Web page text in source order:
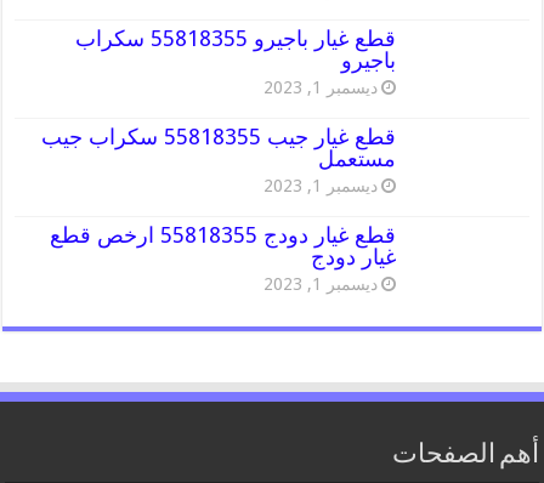
قطع غيار باجيرو 55818355 سكراب
باجيرو
ديسمبر 1, 2023
قطع غيار جيب 55818355 سكراب جيب
مستعمل
ديسمبر 1, 2023
قطع غيار دودج 55818355 ارخص قطع
غيار دودج
ديسمبر 1, 2023
أهم الصفحات